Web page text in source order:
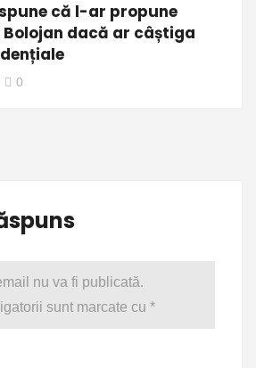
că l-ar propune
Bolojan dacă ar câștiga
0
nu va fi publicată.
sunt marcate cu *